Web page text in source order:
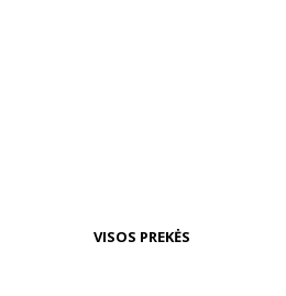
VISOS PREKĖS